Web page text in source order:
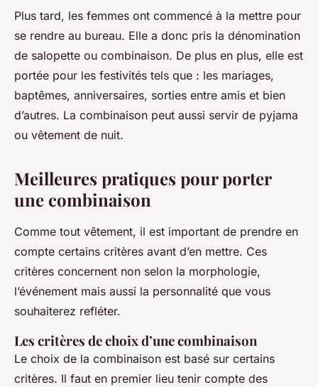
Plus tard, les femmes ont commencé à la mettre pour
se rendre au bureau. Elle a donc pris la dénomination
de salopette ou combinaison. De plus en plus, elle est
portée pour les festivités tels que : les mariages,
baptêmes, anniversaires, sorties entre amis et bien
d’autres. La combinaison peut aussi servir de pyjama
ou vêtement de nuit.
Meilleures pratiques pour porter
une combinaison
Comme tout vêtement, il est important de prendre en
compte certains critères avant d’en mettre. Ces
critères concernent non selon la morphologie,
l’événement mais aussi la personnalité que vous
souhaiterez refléter.
Les critères de choix d’une combinaison
Le choix de la combinaison est basé sur certains
critères. Il faut en premier lieu tenir compte des